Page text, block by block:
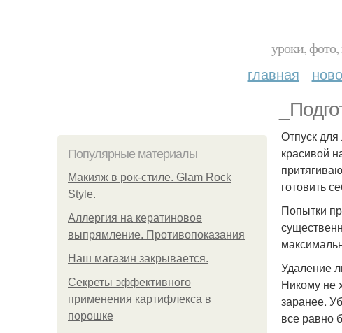
уроки, фото,
главная
Популярные материалы
Макияж в рок-стиле. Glam Rock
Style.
Аллергия на кератиновое
выпрямление. Противопоказания
Нaш магaзин зaкрывaeтся.
Секреты эффективного
применения картифлекса в
порошке
Отпуск
красивой
готовить
Попытки
Удаление
Никому не
заранее.
все равно